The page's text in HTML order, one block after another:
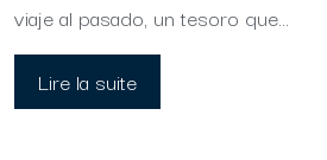
viaje al pasado, un tesoro que…
Lire la suite